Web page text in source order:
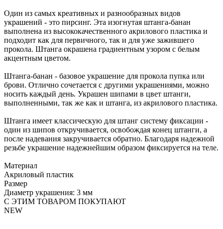
Один из самых креативных и разнообразных видов
украшений - это пирсинг. Эта изогнутая штанга-банан
выполнена из высококачественного акрилового пластика и
подходит как для первичного, так и для уже зажившего
прокола. Штанга окрашена градиентным узором с белым
акцентным цветом.
Штанга-банан - базовое украшение для прокола пупка или
брови. Отлично сочетается с другими украшениями, можно
носить каждый день. Украшен шипами в цвет штанги,
выполненными, так же как и штанга, из акрилового пластика.
Штанга имеет классическую для штанг систему фиксации -
один из шипов откручивается, освобождая конец штанги, а
после надевания закручивается обратно. Благодаря надежной
резьбе украшение надежнейшим образом фиксируется на теле.
Материал
Акриловый пластик
Размер
Диаметр украшения: 3 мм
С ЭТИМ ТОВАРОМ ПОКУПАЮТ
NEW